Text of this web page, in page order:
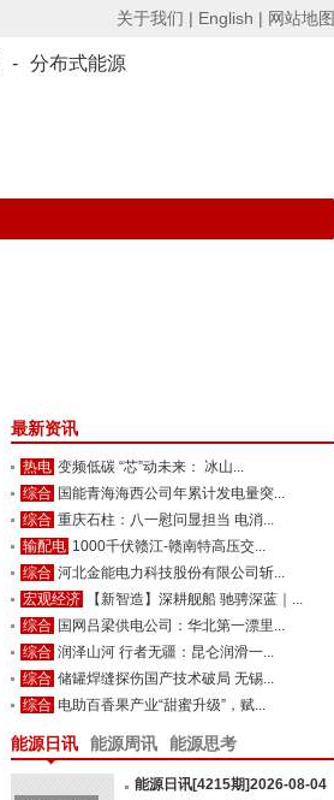
关于我们 | English | 网站地图
- 分布式能源
最新资讯
热电 变频低碳 “芯”动未来： 冰山...
综合 国能青海海西公司年累计发电量突...
综合 重庆石柱：八一慰问显担当 电消...
输配电 1000千伏赣江-赣南特高压交...
综合 河北金能电力科技股份有限公司斩...
宏观经济
【新智造】深耕舰船 驰骋深蓝｜...
综合 国网吕梁供电公司：华北第一漂里...
综合 润泽山河 行者无疆：昆仑润滑一...
综合 储罐焊缝探伤国产技术破局 无锡...
综合 电助百香果产业“甜蜜升级”，赋...
能源日讯 能源周讯 能源思考
能源日讯[4215期]2026-08-04